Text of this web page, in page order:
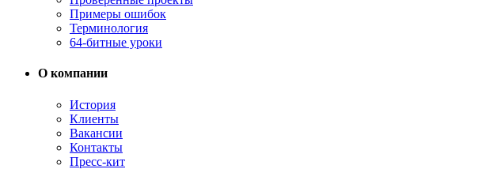
Примеры ошибок
Терминология
64-битные уроки
О компании
История
Клиенты
Вакансии
Контакты
Пресс-кит